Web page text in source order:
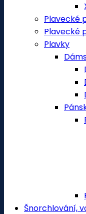
Plavecké
Plavecké
Plavky
Šnorchlování,